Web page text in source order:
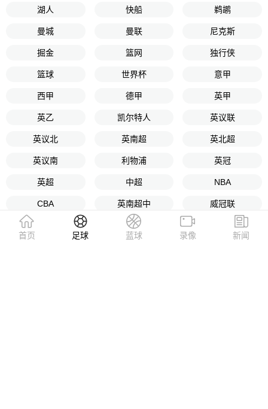
湖人 快船 鹈鹕
曼城 曼联 尼克斯
掘金 篮网 独行侠
篮球 世界杯 意甲
西甲 德甲 英甲
英乙 凯尔特人 英议联
英议北 英南超 英北超
英议南 利物浦 英冠
英超 中超 NBA
CBA 英南超中 威冠联
首页 足球 蓝球 录像 新闻